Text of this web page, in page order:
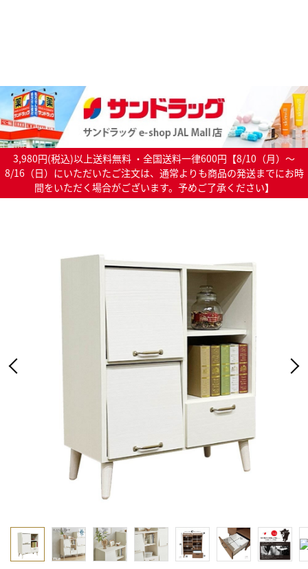
3,980円(税込)以上送料無料 ・全国送料一律600円【8/10（月）～
8/16（日）にいただいたご注文は、通常よりも商品の発送までにお時
間をいただく場合がございます。予めご了承ください】